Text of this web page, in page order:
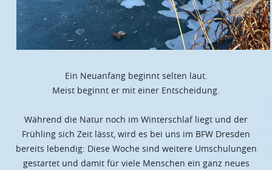
Ein Neuanfang beginnt selten laut.
Meist beginnt er mit einer Entscheidung.
Während die Natur noch im Winterschlaf liegt und der
Frühling sich Zeit lässt, wird es bei uns im BFW Dresden
bereits lebendig: Diese Woche sind weitere Umschulungen
gestartet und damit für viele Menschen ein ganz neues